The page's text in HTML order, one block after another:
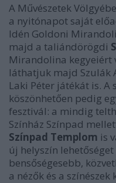
A Művészetek
a nyitónapot saját
Idén Goldoni
majd a taliándörögdi
Mirandolina kegyeiért
láthatjuk majd Szulák
Laki Péter játékát is. A
köszönhetően pedig
fesztivál: a mindig
Színház Színpad
Színpad Templom is
új helyszín
bensőségesebb,
a nézők és a színészek